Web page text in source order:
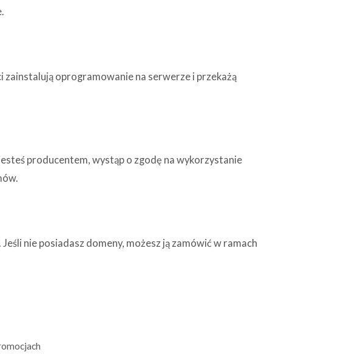
zainstalują oprogramowanie na serwerze i przekażą
producentem, wystąp o zgodę na wykorzystanie
nie posiadasz domeny, możesz ją zamówić w ramach